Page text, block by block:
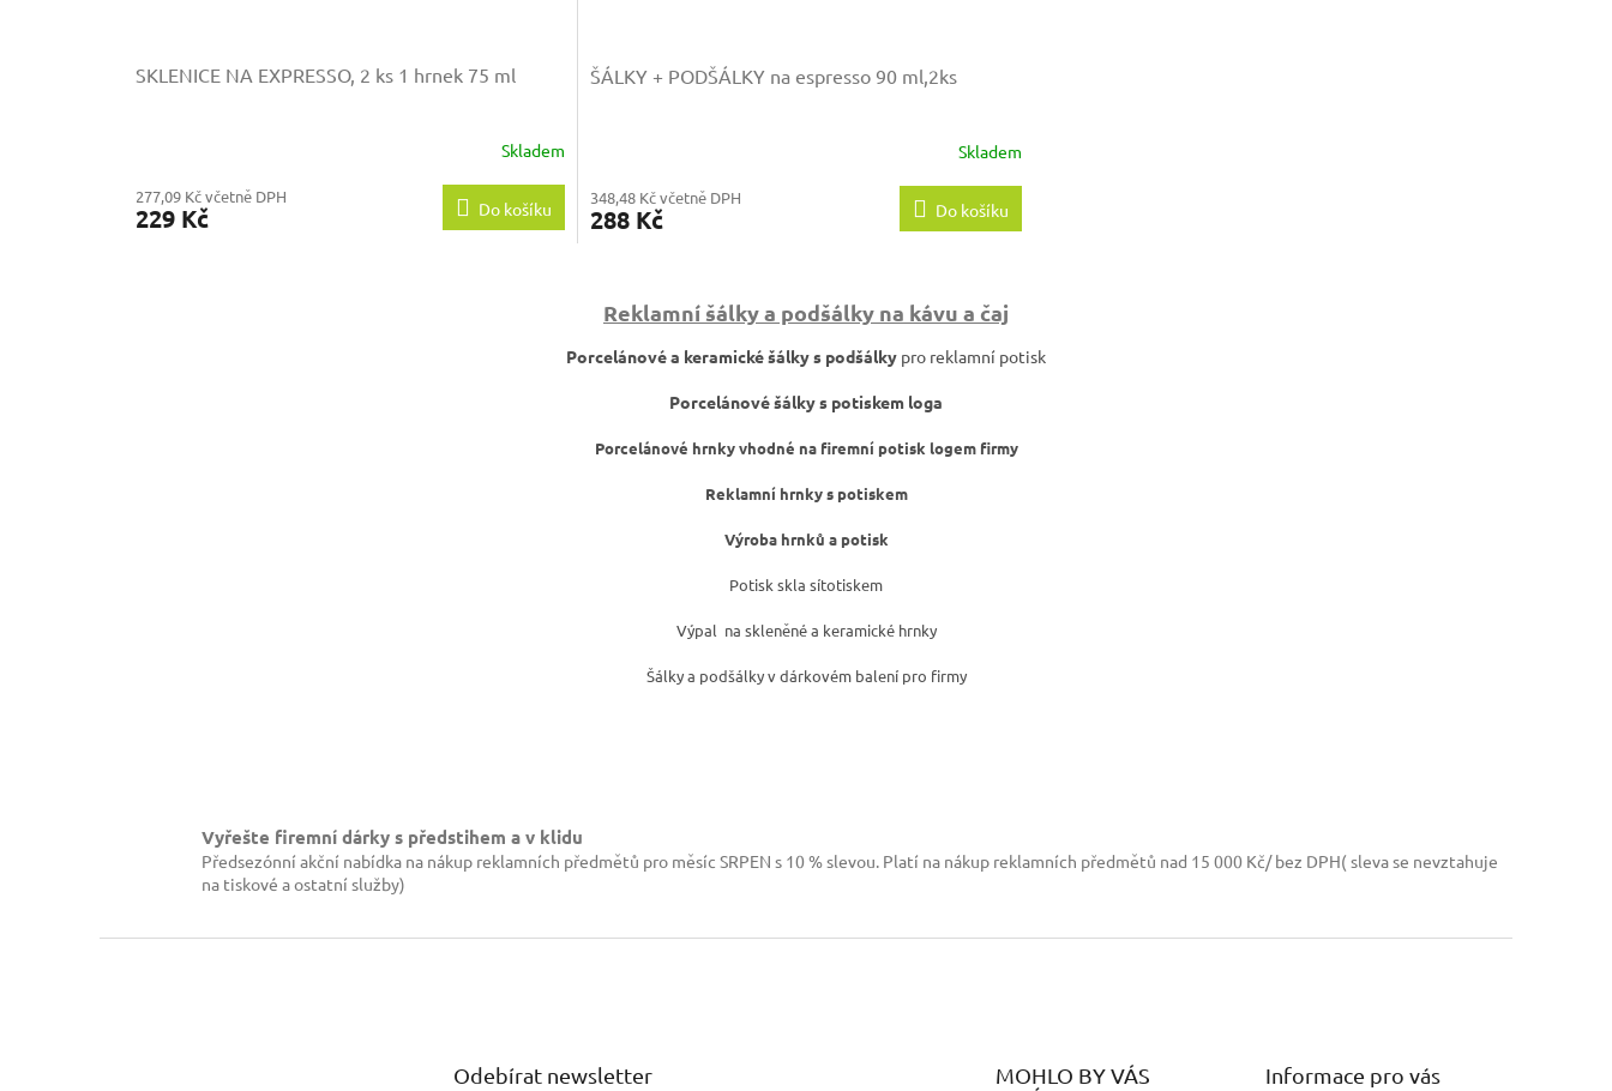
SKLENICE NA EXPRESSO, 2 ks 1 hrnek 75 ml
Skladem
277,09 Kč včetně DPH
229 Kč Do košíku
ŠÁLKY + PODŠÁLKY na espresso 90 ml,2ks
Skladem
348,48 Kč včetně DPH
288 Kč Do košíku
l
d
c
p
v
y
ý
i
u
Reklamní šálky a podšálky na kávu a čaj
Porcelánové a keramické šálky s podšálky pro reklamní potisk
Porcelánové šálky s potiskem loga
Porcelánové hrnky vhodné na firemní potisk logem firmy
Reklamní hrnky s potiskem
Výroba hrnků a potisk
Potisk skla sítotiskem
Výpal na skleněné a keramické hrnky
Šálky a podšálky v dárkovém balení pro firmy
Vyřešte firemní dárky s předstihem a v klidu
Předsezónní akční nabídka na nákup reklamních předmětů pro měsíc SRPEN s 10 % slevou. Platí na nákup reklamních předmětů nad 15 000 Kč/ bez DPH( sleva se nevztahuje
na tiskové a ostatní služby)
Odebírat newsletter
MOHLO BY VÁS
Informace pro vás